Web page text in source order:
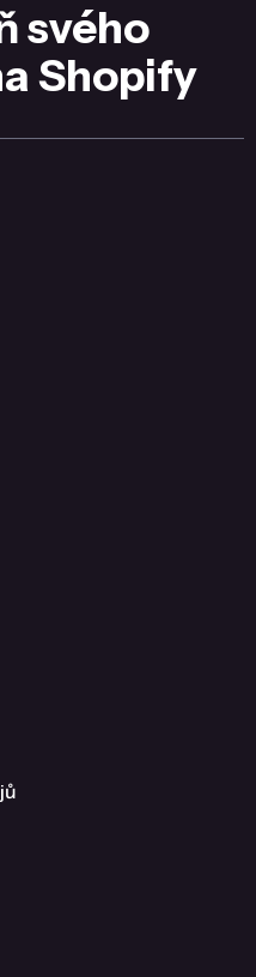
svého
Shopify